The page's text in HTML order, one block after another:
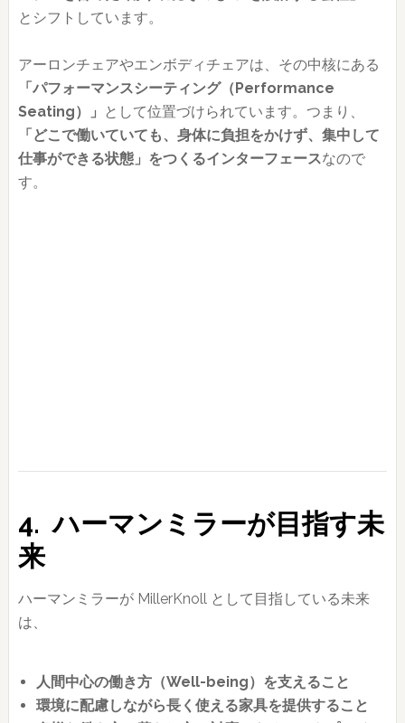
とシフトしています。
アーロンチェアやエンボディチェアは、その中核にある
「パフォーマンスシーティング（Performance
Seating）」
として位置づけられています。つまり、
「どこで働いていても、身体に負担をかけず、集中して
仕事ができる状態」をつくるインターフェースなので
す。
4. ハーマンミラーが目指す未
来
ハーマンミラーが MillerKnoll として目指している未来
は、
人間中心の働き方（Well-being）を支えること
環境に配慮しながら長く使える家具を提供すること